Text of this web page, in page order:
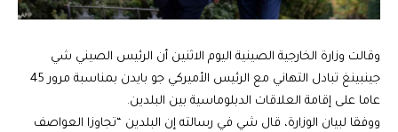
وقالت وزارة الخارجية الصينية اليوم الاثنين أن الرئيس الصيني شي
جينبينغ تبادل التهاني مع الرئيس الأميركي جو بايدن بمناسبة مرور 45
عاما على إقامة العلاقات الدبلوماسية بين البلدين.
ووفقا لبيان الوزارة، قال شي في رسالته إن البلدين “تجاوزا العواصف